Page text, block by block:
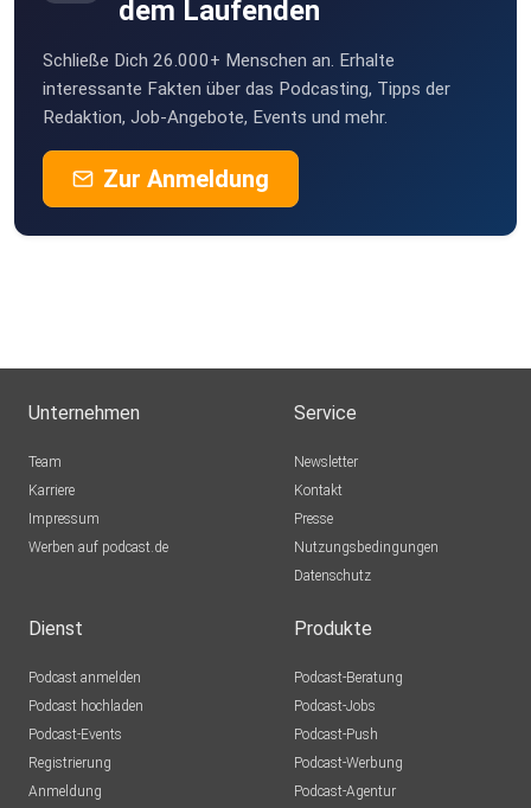
dem Laufenden
Schließe Dich 26.000+ Menschen an. Erhalte
interessante Fakten über das Podcasting, Tipps der
Redaktion, Job-Angebote, Events und mehr.
Zur Anmeldung
Unternehmen
Team
Karriere
Impressum
Werben auf podcast.de
Service
Newsletter
Kontakt
Presse
Nutzungsbedingungen
Datenschutz
Dienst
Podcast anmelden
Podcast hochladen
Podcast-Events
Registrierung
Anmeldung
Produkte
Podcast-Beratung
Podcast-Jobs
Podcast-Push
Podcast-Werbung
Podcast-Agentur